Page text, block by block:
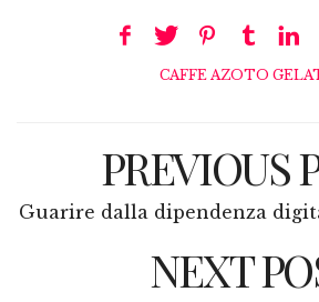
CAFFE AZOTO
PREVIOUS
Guarire dalla dipendenza
NEXT